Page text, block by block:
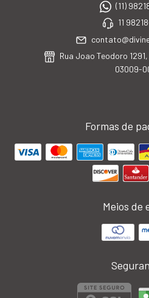
(11)
11
Rua Joao Teodoro
03009-
Formas de
Meios de